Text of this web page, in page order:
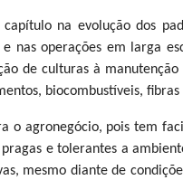
na evolução dos
operações em larga
de culturas à manutenção
biocombustíveis,
o agronegócio, pois tem
e tolerantes a
mesmo diante de